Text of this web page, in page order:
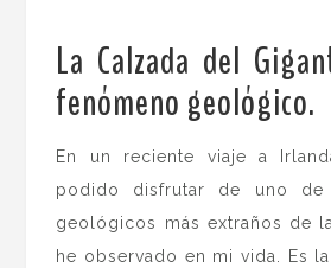
La Calzada del
fenómeno geológico.
En un reciente viaje a
podido disfrutar de uno de
geológicos más extraños de
he observado en mi vida. Es